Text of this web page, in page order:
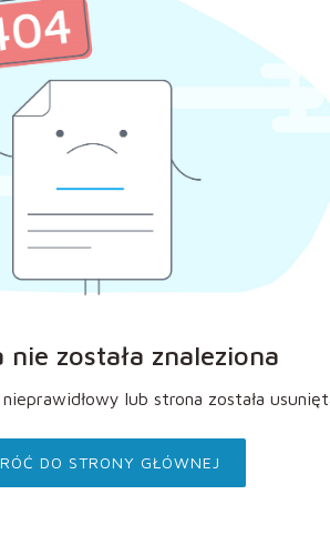
nie została znaleziona
lub strona została
DO STRONY GŁÓWNEJ